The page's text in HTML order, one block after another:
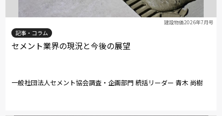
建設物価2026年7月号
記事・コラム
セメント業界の現況と今後の展望
一般社団法人セメント協会調査・企画部門 統括リーダー 青木 尚樹